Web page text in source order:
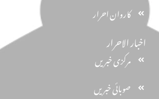
اخبار الاحرار
مرکزی خبریں
صوبائی خبریں
کاروان احرار